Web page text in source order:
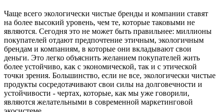
Чаще всего экологически чистые бренды и компании ставят
на более высокий уровень, чем те, которые таковыми не
являются. Сегодня это не может быть правильнее: миллионы
покупателей отдают предпочтение этичным, экологичным
брендам и компаниям, в которые они вкладывают свои
деньги. Это легко объяснить желанием покупателей жить
более устойчиво, как с экономической, так и с этической
точки зрения. Большинство, если не все, экологически чистые
продукты сосредотачивают свои силы на долговечности и
устойчивости - чертах, которые, как мы уже говорили,
являются желательными в современной маркетинговой